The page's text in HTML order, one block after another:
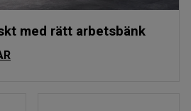
med rätt arbetsbänk